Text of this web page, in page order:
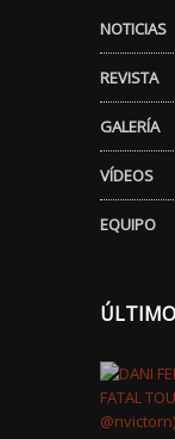
NOTICIAS
REVISTA
GALERÍA
VÍDEOS
EQUIPO